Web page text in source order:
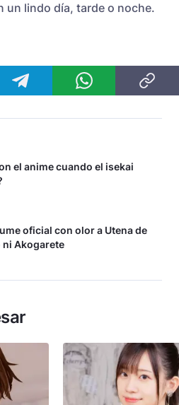
un lindo día, tarde o noche.
el anime cuando el isekai
oficial con olor a Utena de
ni Akogarete